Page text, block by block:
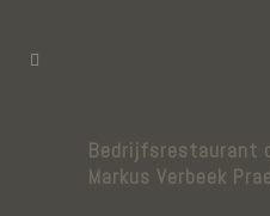
Bedrijfsrestaurant
Markus Verbeek